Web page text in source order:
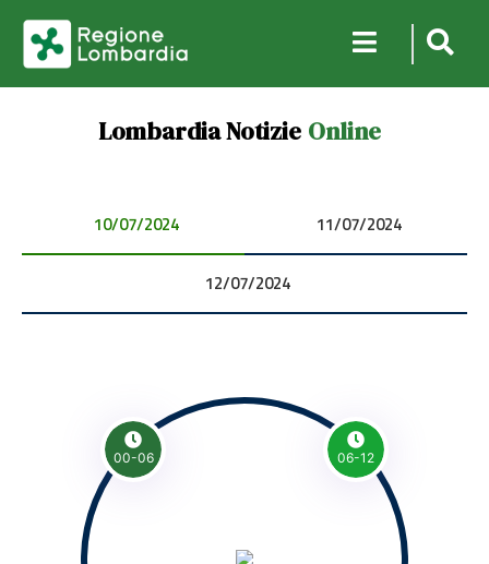
Lombardia Notizie Online
10/07/2024 00:00:00 11/07/2024 00:00:00
12/07/2024 00:00:00
00-06 06-12